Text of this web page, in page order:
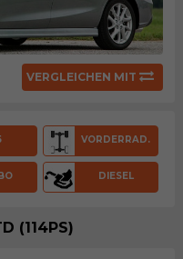
VERGLEICHEN MIT
VORDERRAD.
DIESEL
(114PS)